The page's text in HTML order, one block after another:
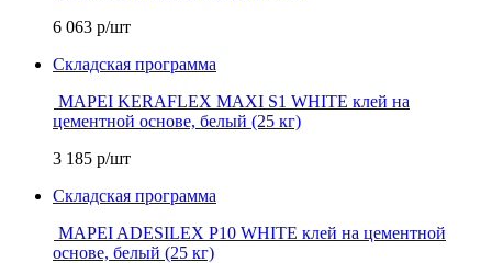
6 063 р/шт
Складская программа
MAPEI KERAFLEX MAXI S1 WHITE клей на
цементной основе, белый (25 кг)
3 185 р/шт
Складская программа
MAPEI ADESILEX P10 WHITE клей на цементной
основе, белый (25 кг)